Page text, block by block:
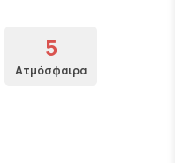
5
Ατμόσφαιρα